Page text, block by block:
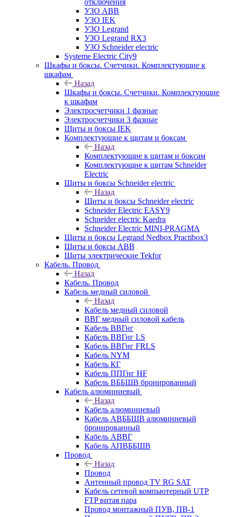
УЗО ABB
УЗО IEK
УЗО Legrand
УЗО Legrand RX3
УЗО Schneider electric
Systeme Electric City9
Шкафы и боксы. Счетчики. Комплектующие к
шкафам
Назад
Шкафы и боксы. Счетчики. Комплектующие
к шкафам
Электросчетчики 1 фазные
Электросчетчики 3 фазные
Щиты и боксы IEK
Комплектующие к щитам и боксам
Назад
Комплектующие к щитам и боксам
Комплектующие к щитам Schneider
Electric
Щиты и боксы Schneider electric
Назад
Щиты и боксы Schneider electric
Schneider Electric EASY9
Schneider electric Kaedra
Schneider Electric MINI-PRAGMA
Щиты и боксы Legrand Nedbox Practibox3
Щиты и боксы ABB
Щиты электрические Tekfor
Кабель. Провод
Назад
Кабель. Провод
Кабель медный силовой
Назад
Кабель медный силовой
ВВГ медный силовой кабель
Кабель ВВГнг
Кабель ВВГнг LS
Кабель ВВГнг FRLS
Кабель NYM
Кабель КГ
Кабель ППГнг HF
Кабель ВББШВ бронированный
Кабель алюминиевый
Назад
Кабель алюминиевый
Кабель АВББШВ алюминиевый
бронированный
Кабель АВВГ
Кабель АПВББШВ
Провод
Назад
Провод
Антенный провод TV RG SAT
Кабель сетевой компьютерный UTP
FTP витая пара
Провод монтажный ПУВ, ПВ-1